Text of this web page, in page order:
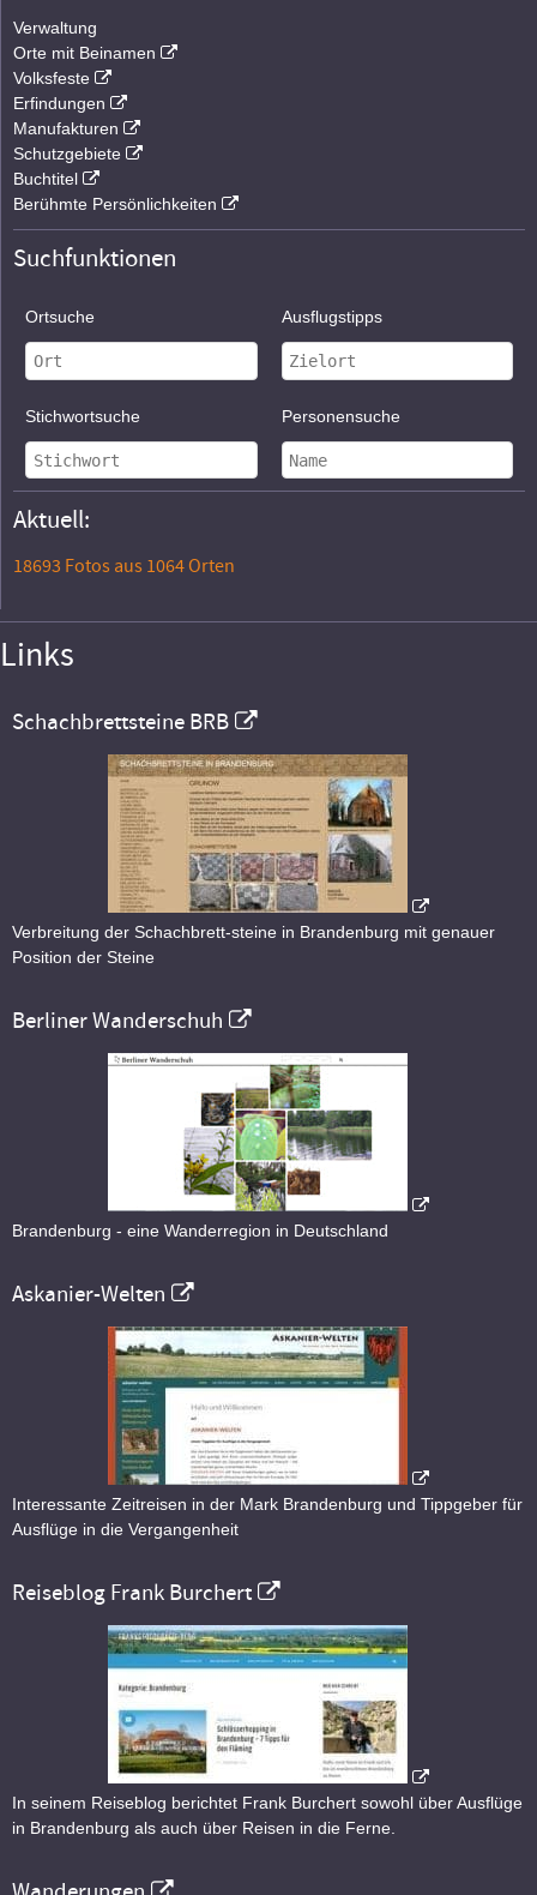
Verwaltung
Orte mit Beinamen
Volksfeste
Erfindungen
Manufakturen
Schutzgebiete
Buchtitel
Berühmte Persönlichkeiten
Suchfunktionen
Ortsuche Ausflugstipps
Stichwortsuche Personensuche
Aktuell:
18693 Fotos aus 1064 Orten
Links
Schachbrettsteine BRB
Verbreitung der Schachbrett-steine in Brandenburg mit genauer
Position der Steine
Berliner Wanderschuh
Brandenburg - eine Wanderregion in Deutschland
Askanier-Welten
Interessante Zeitreisen in der Mark Brandenburg und Tippgeber für
Ausflüge in die Vergangenheit
Reiseblog Frank Burchert
In seinem Reiseblog berichtet Frank Burchert sowohl über Ausflüge
in Brandenburg als auch über Reisen in die Ferne.